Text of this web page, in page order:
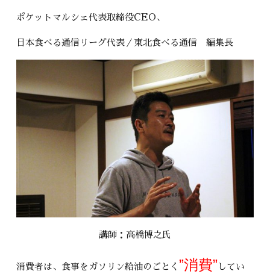
ポケットマルシェ代表取締役CEO、
日本食べる通信リーグ代表／東北食べる通信 編集長
講師：高橋博之氏
消費者は、食事をガソリン給油のごとく ”消費” してい